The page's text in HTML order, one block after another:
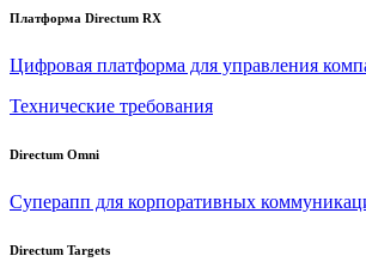
Платформа Directum RX
Цифровая платформа для управления
Технические требования
Directum Omni
Суперапп для корпоративных
Directum Targets